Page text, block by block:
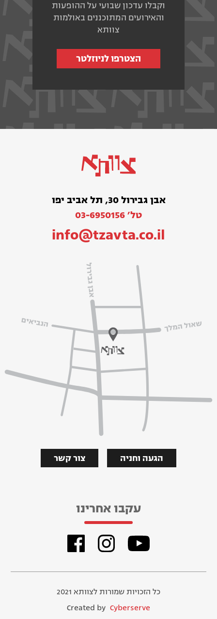
וקבלו עדכון שבועי על ההופעות
והאירועים המתוכננים באולמות
צוותא
הצטרפו לניוזלטר
אבן גבירול 30, תל אביב יפו
טל׳ 03-6950156
info@tzavta.co.il
צור קשר הגעה וחניה
עקבו אחרינו
כל הזכויות שמורות לצוותא 2021
Created by Cyberserve